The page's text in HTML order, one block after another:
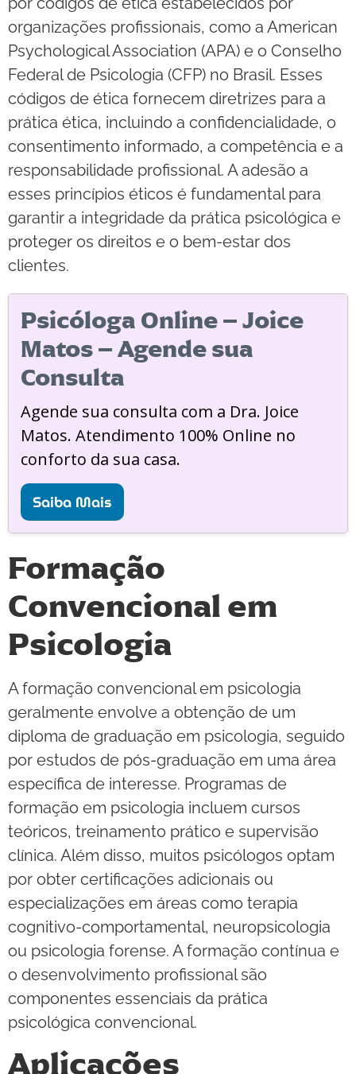
organizações profissionais, como a American
Psychological Association (APA) e o Conselho
Federal de Psicologia (CFP) no Brasil. Esses
códigos de ética fornecem diretrizes para a
prática ética, incluindo a confidencialidade, o
consentimento informado, a competência e a
responsabilidade profissional. A adesão a
esses princípios éticos é fundamental para
garantir a integridade da prática psicológica e
proteger os direitos e o bem-estar dos
clientes.
Psicóloga Online – Joice
Matos – Agende sua
Consulta
Agende sua consulta com a Dra. Joice
Matos. Atendimento 100% Online no
conforto da sua casa.
Saiba Mais
Formação
Convencional em
Psicologia
A formação convencional em psicologia
geralmente envolve a obtenção de um
diploma de graduação em psicologia, seguido
por estudos de pós-graduação em uma área
específica de interesse. Programas de
formação em psicologia incluem cursos
teóricos, treinamento prático e supervisão
clínica. Além disso, muitos psicólogos optam
por obter certificações adicionais ou
especializações em áreas como terapia
cognitivo-comportamental, neuropsicologia
ou psicologia forense. A formação contínua e
o desenvolvimento profissional são
componentes essenciais da prática
psicológica convencional.
Aplicações